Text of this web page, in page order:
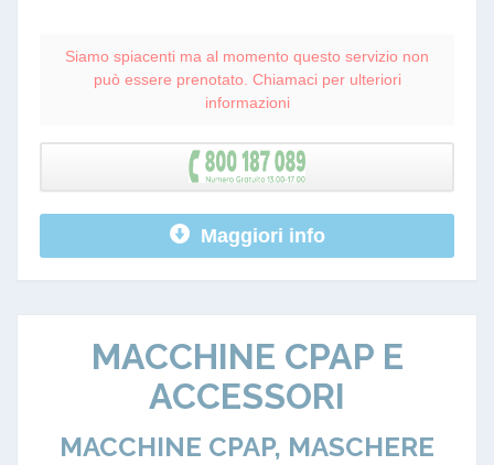
Siamo spiacenti ma al momento questo servizio non
può essere prenotato. Chiamaci per ulteriori
informazioni
Maggiori info
MACCHINE CPAP E
ACCESSORI
MACCHINE CPAP, MASCHERE